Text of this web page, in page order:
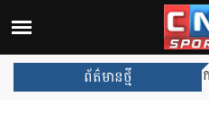
ព័ត៌មានថ្មី